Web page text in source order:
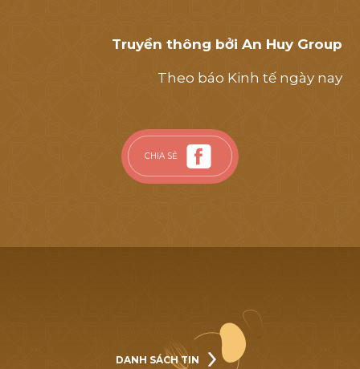
Truyền thông bởi An Huy Group
Theo báo Kinh tế ngày nay
CHIA SẺ
DANH SÁCH TIN